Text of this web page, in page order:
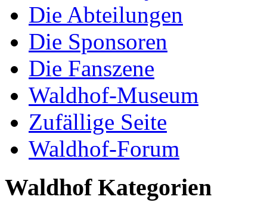
Die Abteilungen
Die Sponsoren
Die Fanszene
Waldhof-Museum
Zufällige Seite
Waldhof-Forum
Waldhof Kategorien